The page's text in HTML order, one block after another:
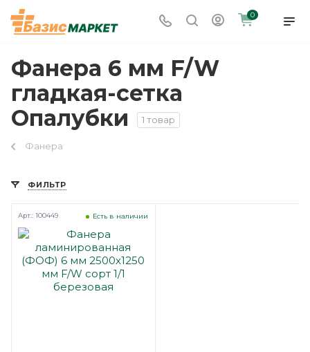
0
Фанера 6 мм F/W
гладкая-сетка
Опалубки
1 товар
Фанера
ФИЛЬТР
Есть в наличии
Арт.: 100449